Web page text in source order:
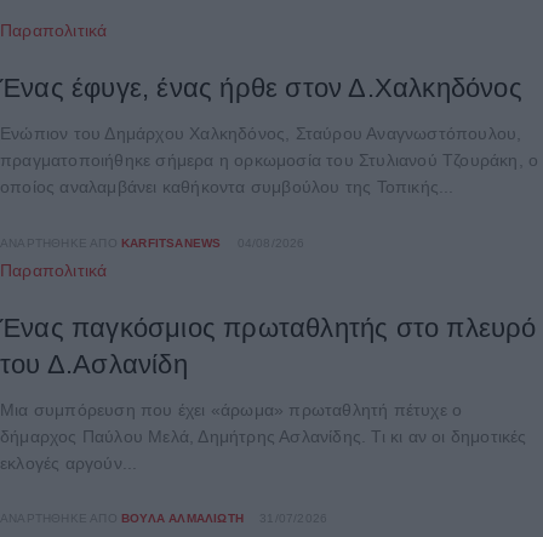
Παραπολιτικά
Ένας έφυγε, ένας ήρθε στον Δ.Χαλκηδόνος
Ενώπιον του Δημάρχου Χαλκηδόνος, Σταύρου Αναγνωστόπουλου,
πραγματοποιήθηκε σήμερα η ορκωμοσία του Στυλιανού Τζουράκη, ο
οποίος αναλαμβάνει καθήκοντα συμβούλου της Τοπικής...
ΑΝΑΡΤΉΘΗΚΕ ΑΠΌ KARFITSANEWS
Παραπολιτικά
Ένας παγκόσμιος πρωταθλητής στο πλευρό
του Δ.Ασλανίδη
Μια συμπόρευση που έχει «άρωμα» πρωταθλητή πέτυχε ο
δήμαρχος Παύλου Μελά, Δημήτρης Ασλανίδης. Τι κι αν οι δημοτικές
εκλογές αργούν...
ΑΝΑΡΤΉΘΗΚΕ ΑΠΌ ΒΟΎΛΑ ΑΛΜΑΛΙΏΤΗ